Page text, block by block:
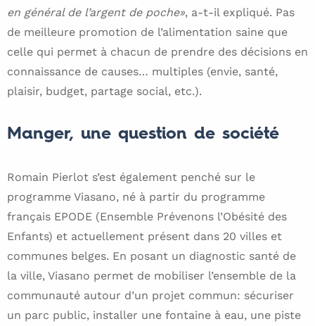
en général de l’argent de poche», a-t-il expliqué. Pas
de meilleure promotion de l’alimentation saine que
celle qui permet à chacun de prendre des décisions en
connaissance de causes… multiples (envie, santé,
plaisir, budget, partage social, etc.).
Manger, une question de société
Romain Pierlot s’est également penché sur le
programme Viasano, né à partir du programme
français EPODE (Ensemble Prévenons l’Obésité des
Enfants) et actuellement présent dans 20 villes et
communes belges. En posant un diagnostic santé de
la ville, Viasano permet de mobiliser l’ensemble de la
communauté autour d’un projet commun: sécuriser
un parc public, installer une fontaine à eau, une piste